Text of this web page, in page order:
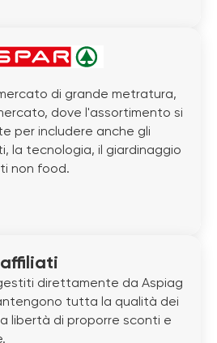
di grande metratura,
dove l'assortimento si
per includere anche gli
la tecnologia, il giardinaggio
non food.
direttamente da Aspiag
tutta la qualità dei
libertà di proporre sconti e